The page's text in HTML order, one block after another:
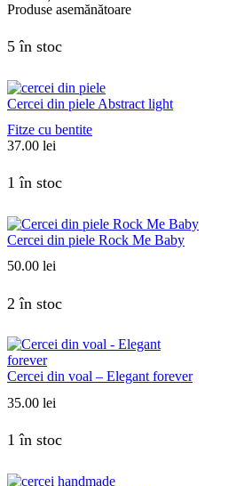
Produse asemănătoare
5 în stoc
Cercei din piele Abstract light
Fitze cu bentite
37.00 lei
1 în stoc
Cercei din piele Rock Me Baby
50.00 lei
2 în stoc
Cercei din voal – Elegant forever
35.00 lei
1 în stoc